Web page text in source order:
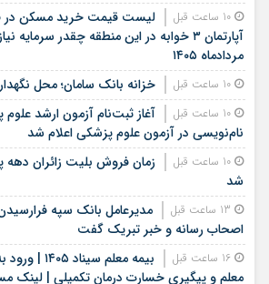
لیست قیمت خرید مسکن در
آپارتمان ۳ خوابه در این منطقه چقدر
مردادماه ۱۴۰۵
خزانه بانک سامان؛ محل
آغاز ثبت‌نام آزمون ارشد
نام‌نویسی در آزمون علوم پزشکی اعلام شد
زمان فروش بلیت زائران
شد
مدیرعامل بانک سپه فرارسیدن
اصحاب رسانه و خبر تبریک گفت
بیمه معلم
معلم و پیگیری خسارت درمان تکمیلی | لینک